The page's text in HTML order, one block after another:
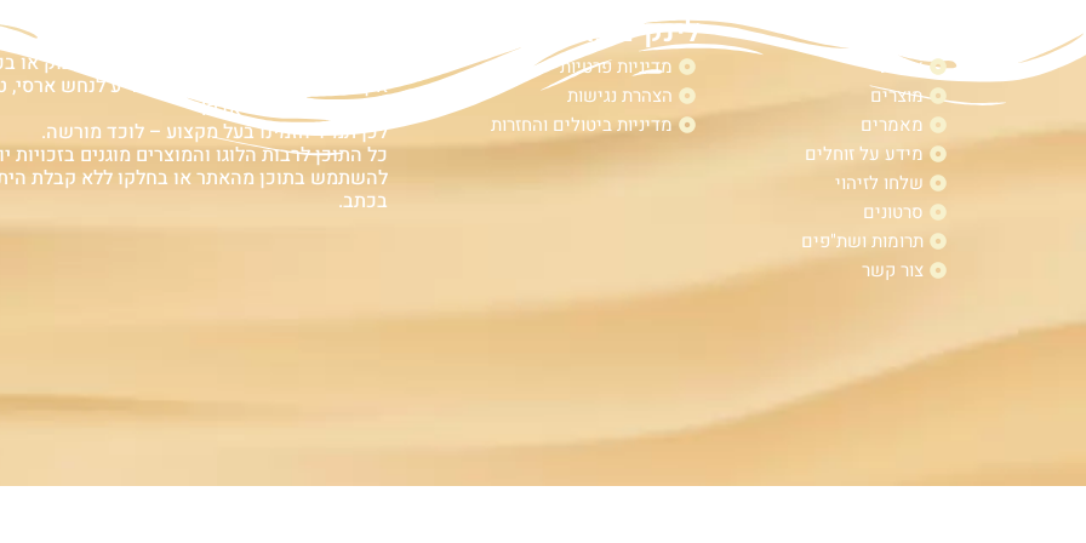
אודות
מוצרים
מאמרים
מידע על זוחלים
שלחו לזיהוי
סרטונים
תרומות ושת"פים
צור קשר
לינקים נוספים
מדיניות פרטיות
הצהרת נגישות
מדיניות ביטולים והחזרות
במוצרים ובמידע המובא באתר, בדף פיסבוק או
אין המלצה לגעת, להתעסק, להפריע לנחש ארסי,
עלולה לעלות בחיי אדם!
לכן תמיד הזמינו בעל מקצוע – לוכד מורשה.
כל התוכן לרבות הלוגו והמוצרים מוגנים בזכויות
להשתמש בתוכן מהאתר או בחלקו ללא קבלת
בכתב.